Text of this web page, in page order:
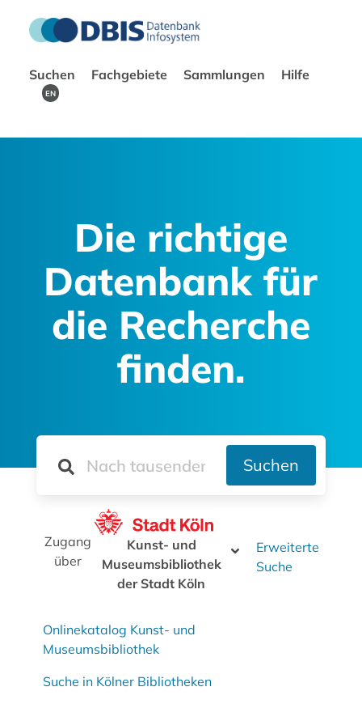
Suchen Fachgebiete Sammlungen Hilfe
EN
Die richtige
Datenbank für
die Recherche
finden.
Suchen
Zugang
über
Kunst- und
Museumsbibliothek
der Stadt Köln
Erweiterte
Suche
Onlinekatalog Kunst- und
Museumsbibliothek
Suche in Kölner Bibliotheken